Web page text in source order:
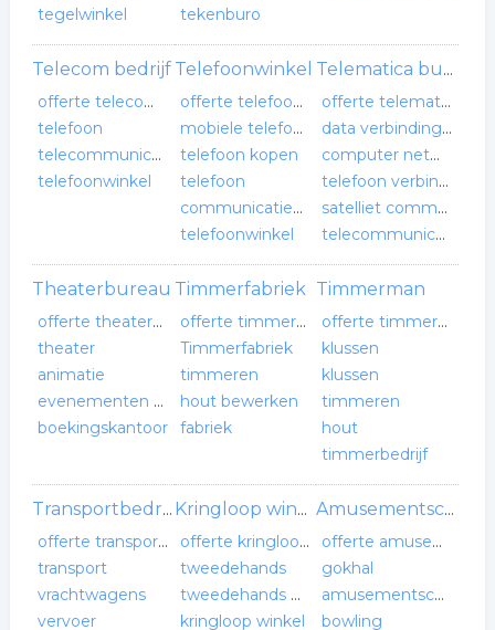
tegelwinkel
tekenburo
Telecom bedrijf
offerte telecom bedrijf
telefoon
telecommunicatie
telefoonwinkel
Telefoonwinkel
offerte telefoonwinkel
mobiele telefoons
telefoon kopen
telefoon
communicatiewinkel
telefoonwinkel
Telematica bureau
offerte telematica bureau
data verbindingen
computer netwerken
telefoon verbindingen
satelliet communicatie
telecommunicatie
Theaterbureau
offerte theaterbureau
theater
animatie
evenementen organisatie
boekingskantoor
Timmerfabriek
offerte timmerfabriek
Timmerfabriek
timmeren
hout bewerken
fabriek
Timmerman
offerte timmerman
klussen
klussen
timmeren
hout
timmerbedrijf
Transportbedrijf
offerte transportbedrijf
transport
vrachtwagens
vervoer
Kringloop winkel
offerte kringloop winkel
tweedehands
tweedehands winkel
kringloop winkel
Amusementscentrum
offerte amusementscentrum
gokhal
amusementscentrum
bowling